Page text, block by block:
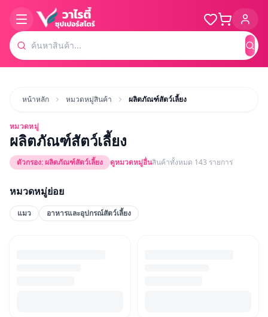
ค้น
หน้าหลัก หมวดหมู่สินค้า ผลิตภัณฑ์สัตว์เลี้ยง
หมวดหมู่
ผลิตภัณฑ์สัตว์เลี้ยง
ตัวกรอง:ผลิตภัณฑ์สัตว์เลี้ยง ดูหมวดหมู่อื่นสินค้าทั้งหมด 143 รายการ
หมวดหมู่ย่อย
แมว อาหารและอุปกรณ์สัตว์เลี้ยง